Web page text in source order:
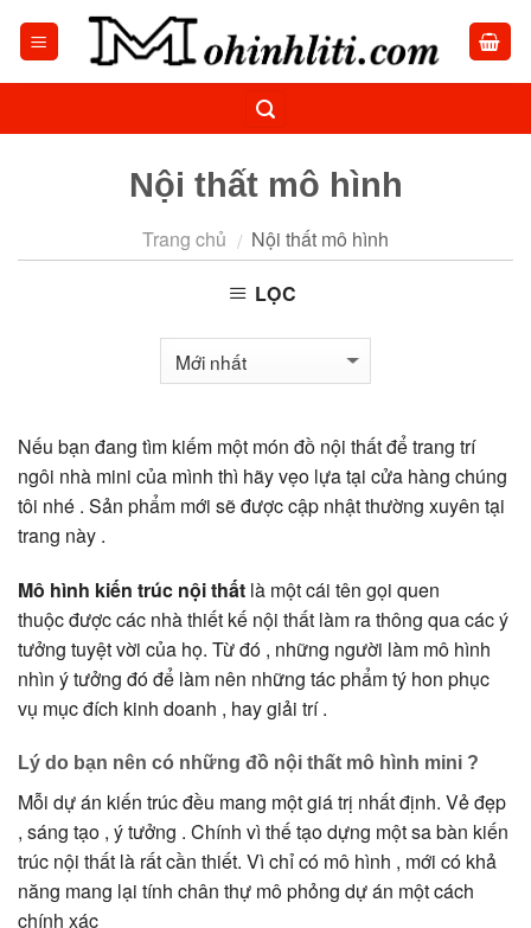
Nội thất mô hình
Trang chủ / Nội thất mô hình
LỌC
Nếu bạn đang tìm kiếm một món đồ nội thất để trang trí
ngôi nhà mini của mình thì hãy vẹo lựa tại cửa hàng chúng
tôi nhé . Sản phẩm mới sẽ được cập nhật thường xuyên tại
trang này .
Mô hình kiến trúc nội thất là một cái tên gọi quen
thuộc được các nhà thiết kế nội thất làm ra thông qua các ý
tưởng tuyệt vời của họ. Từ đó , những người làm mô hình
nhìn ý tưởng đó để làm nên những tác phẩm tý hon phục
vụ mục đích kinh doanh , hay giải trí .
Lý do bạn nên có những đồ nội thất mô hình mini ?
Mỗi dự án kiến trúc đều mang một giá trị nhất định. Vẻ đẹp
, sáng tạo , ý tưởng . Chính vì thế tạo dựng một sa bàn kiến
trúc nội thất là rất cần thiết. Vì chỉ có mô hình , mới có khả
năng mang lại tính chân thự mô phỏng dự án một cách
chính xác